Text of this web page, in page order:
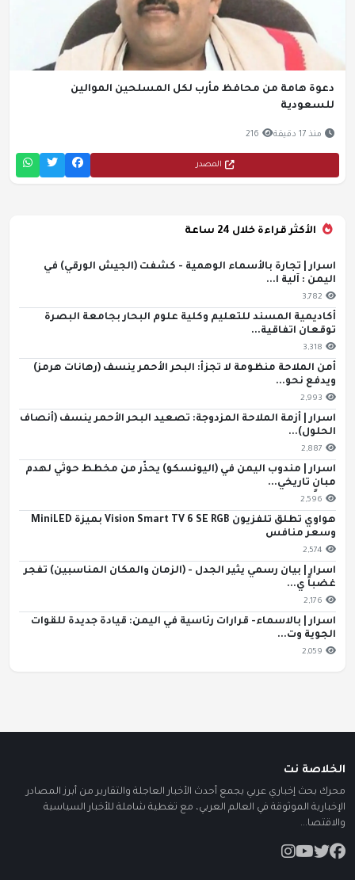
دعوة هامة من محافظ مأرب لكل المسلحين الموالين
للسعودية
منذ 17 دقيقة 216
المصدر
الأكثر قراءة خلال 24 ساعة
اسرار | تجارة بالأسماء الوهمية - كشفت (الجيش الورقي) في
اليمن : آلية ا...
3,782
أكاديمية المسند للتعليم وكلية علوم البحار بجامعة البصرة
توقعان اتفاقية...
3,318
أمن الملاحة منظومة لا تجزأ: البحر الأحمر ينسف (رهانات هرمز)
ويدفع نحو...
2,993
اسرار | أزمة الملاحة المزدوجة: تصعيد البحر الأحمر ينسف (أنصاف
الحلول)...
2,887
اسرار | مندوب اليمن في (اليونسكو) يحذّر من مخطط حوثي لهدم
مبانٍ تاريخي...
2,596
هواوي تطلق تلفزيون Vision Smart TV 6 SE RGB بميزة MiniLED
وسعر منافس
2,574
اسرار | بيان رسمي يثير الجدل - (الزمان والمكان المناسبين) تفجر
غضباً ي...
2,176
اسرار | بالاسماء- قرارات رئاسية في اليمن: قيادة جديدة للقوات
الجوية وت...
2,059
الخلاصة نت
محرك بحث إخباري عربي يجمع أحدث الأخبار العاجلة والتقارير من أبرز المصادر
الإخبارية الموثوقة في العالم العربي، مع تغطية شاملة للأخبار السياسية
والاقتصا...